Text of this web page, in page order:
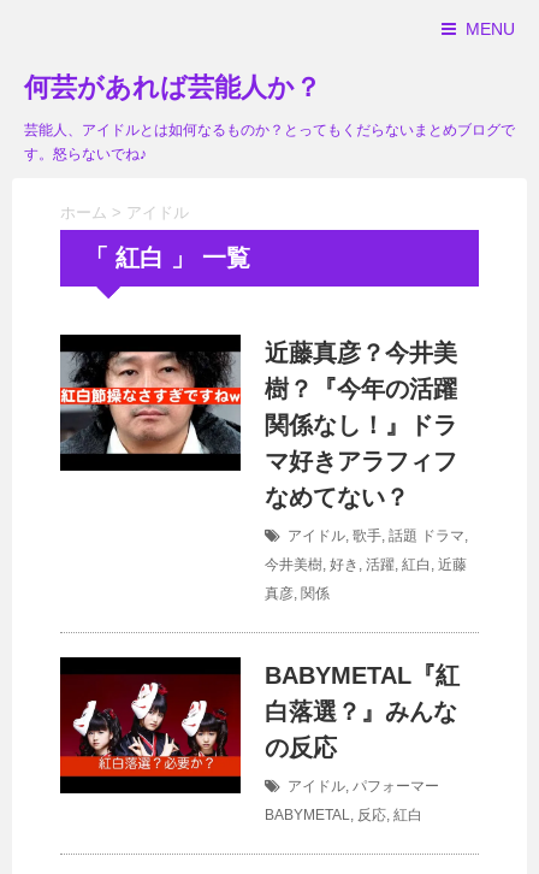
MENU
何芸があれば芸能人か？
芸能人、アイドルとは如何なるものか？とってもくだらないまとめブログで
す。怒らないでね♪
ホーム > アイドル
「 紅白 」 一覧
近藤真彦？今井美
樹？『今年の活躍
関係なし！』ドラ
マ好きアラフィフ
なめてない？
アイドル, 歌手, 話題 ドラマ,
今井美樹, 好き , 活躍, 紅白 , 近藤
真彦, 関係
BABYMETAL『紅
白落選？』みんな
の反応
アイドル, パフォーマー
BABYMETAL, 反応, 紅白